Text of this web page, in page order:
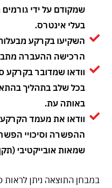
שמקודם על ידי
בעלי אינטרס.
השקיעו בקרקע
הרכישה ההעברה
וודאו שמדובר בקרקע
בכל שלב בתהליך
באותה עת.
וודאו את מעמד
ההפשרה וסיכויי
שמאות אובייקטיבי (תקן
במבחן התוצאה ניתן לראות